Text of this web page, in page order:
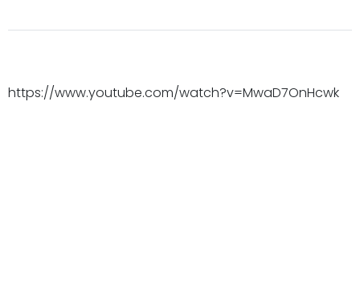
https://www.youtube.com/watch?v=MwaD7OnHcwk